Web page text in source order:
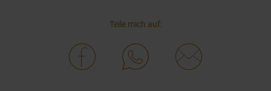
Teile mich auf: